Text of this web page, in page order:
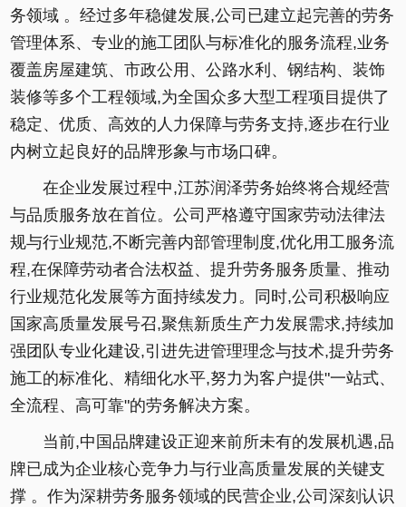
务领域 。经过多年稳健发展,公司已建立起完善的劳务
管理体系、专业的施工团队与标准化的服务流程,业务
覆盖房屋建筑、市政公用、公路水利、钢结构、装饰
装修等多个工程领域,为全国众多大型工程项目提供了
稳定、优质、高效的人力保障与劳务支持,逐步在行业
内树立起良好的品牌形象与市场口碑。
在企业发展过程中,江苏润泽劳务始终将合规经营
与品质服务放在首位。公司严格遵守国家劳动法律法
规与行业规范,不断完善内部管理制度,优化用工服务流
程,在保障劳动者合法权益、提升劳务服务质量、推动
行业规范化发展等方面持续发力。同时,公司积极响应
国家高质量发展号召,聚焦新质生产力发展需求,持续加
强团队专业化建设,引进先进管理理念与技术,提升劳务
施工的标准化、精细化水平,努力为客户提供"一站式、
全流程、高可靠"的劳务解决方案。
当前,中国品牌建设正迎来前所未有的发展机遇,品
牌已成为企业核心竞争力与行业高质量发展的关键支
撑 。作为深耕劳务服务领域的民营企业,公司深刻认识